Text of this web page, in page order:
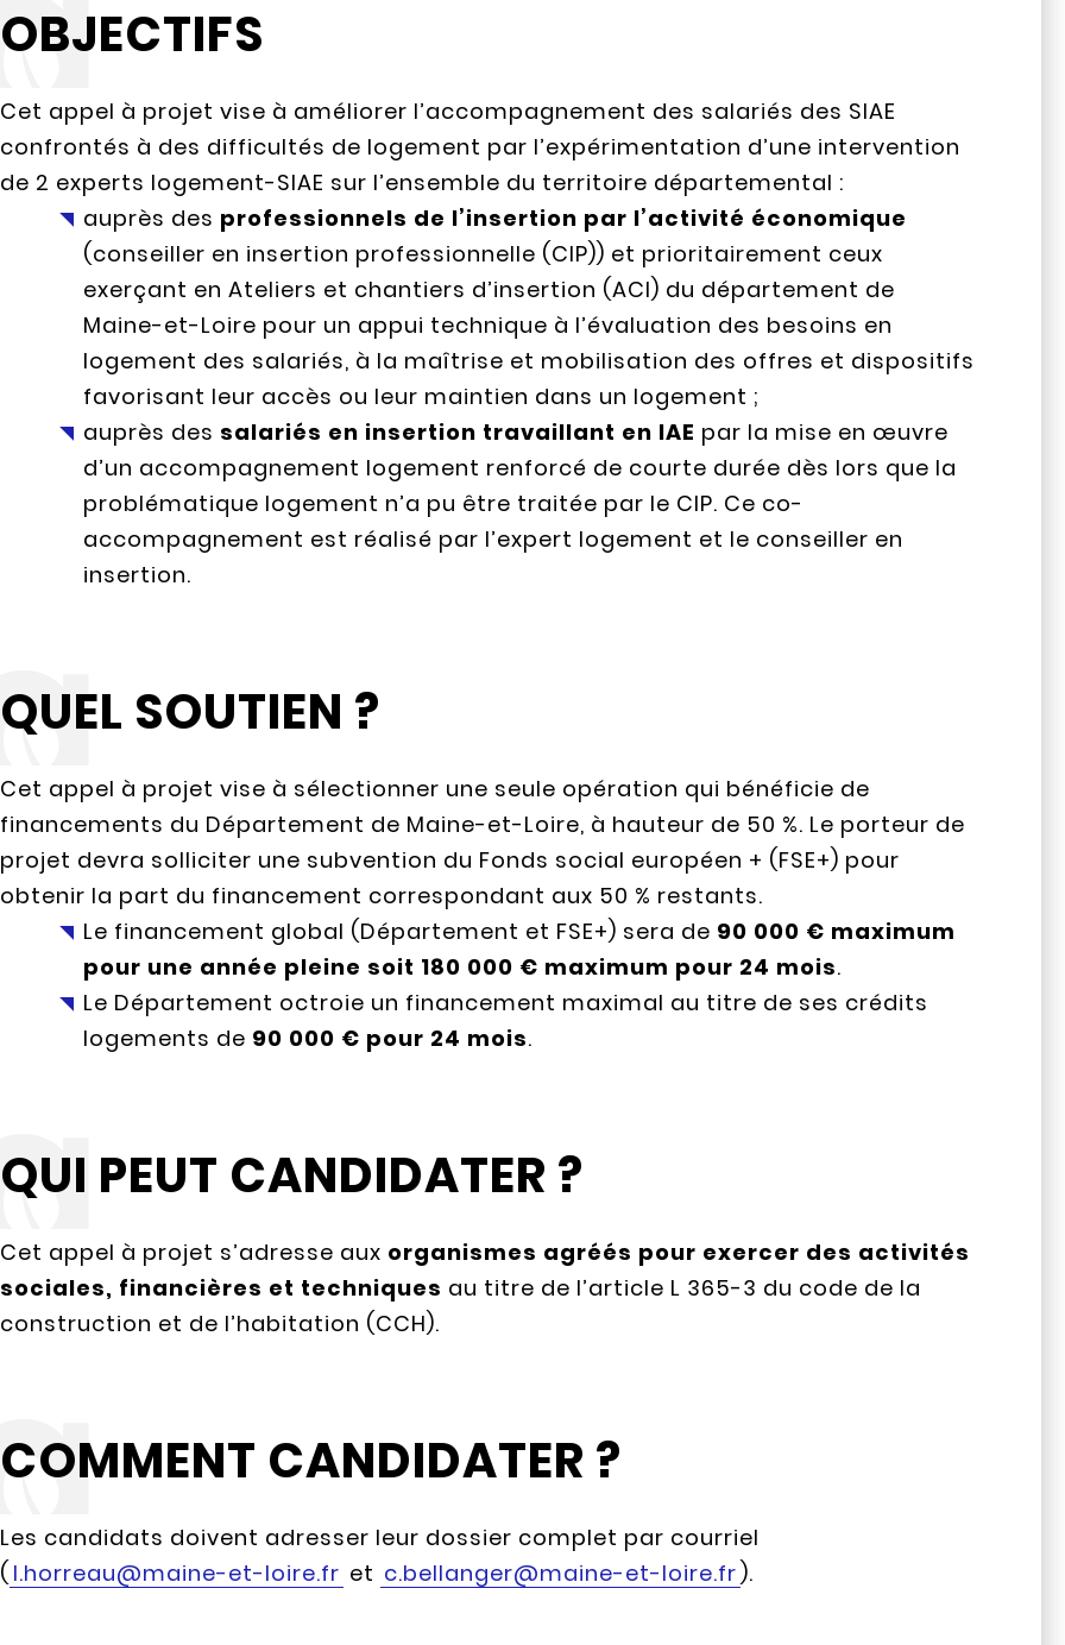
OBJECTIFS
Cet appel à projet vise à améliorer l’accompagnement des salariés des SIAE
confrontés à des difficultés de logement par l’expérimentation d’une intervention
de 2 experts logement-SIAE sur l’ensemble du territoire départemental :
auprès des professionnels de l’insertion par l’activité économique
(conseiller en insertion professionnelle (CIP)) et prioritairement ceux
exerçant en Ateliers et chantiers d’insertion (ACI) du département de
Maine-et-Loire pour un appui technique à l’évaluation des besoins en
logement des salariés, à la maîtrise et mobilisation des offres et dispositifs
favorisant leur accès ou leur maintien dans un logement ;
auprès des salariés en insertion travaillant en IAE par la mise en œuvre
d’un accompagnement logement renforcé de courte durée dès lors que la
problématique logement n’a pu être traitée par le CIP. Ce co-
accompagnement est réalisé par l’expert logement et le conseiller en
insertion.
QUEL SOUTIEN ?
Cet appel à projet vise à sélectionner une seule opération qui bénéficie de
financements du Département de Maine-et-Loire, à hauteur de 50 %. Le porteur de
projet devra solliciter une subvention du Fonds social européen + (FSE+) pour
obtenir la part du financement correspondant aux 50 % restants.
Le financement global (Département et FSE+) sera de 90 000 € maximum
pour une année pleine soit 180 000 € maximum pour 24 mois.
Le Département octroie un financement maximal au titre de ses crédits
logements de 90 000 € pour 24 mois.
QUI PEUT CANDIDATER ?
Cet appel à projet s’adresse aux organismes agréés pour exercer des activités
sociales, financières et techniques au titre de l’article L 365-3 du code de la
construction et de l’habitation (CCH).
COMMENT CANDIDATER ?
Les candidats doivent adresser leur dossier complet par courriel
( l.horreau@maine-et-loire.fr et c.bellanger@maine-et-loire.fr ).